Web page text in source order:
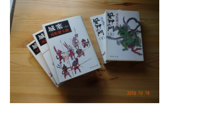
GALLERY
施工ギャラリー
STAFF BLOG
スタッフブログ